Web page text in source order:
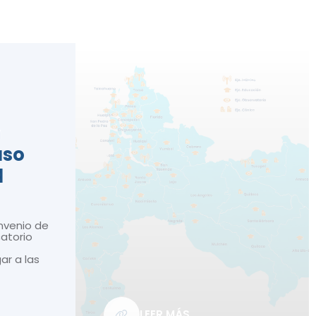
de
a las